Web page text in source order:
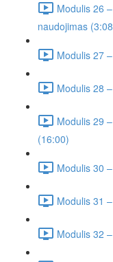
Modulis 26
naudojimas
Modulis 27
Modulis 28
Modulis 29
(16:00)
Modulis 30
Modulis 31
Modulis 32